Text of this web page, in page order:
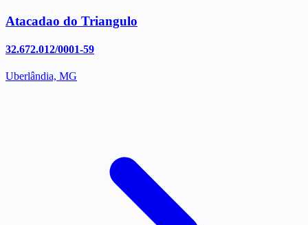
Atacadao do Triangulo
32.672.012/0001-59
Uberlândia, MG